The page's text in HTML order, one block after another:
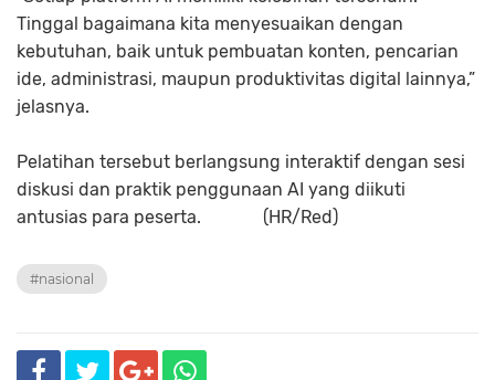
Tinggal bagaimana kita menyesuaikan dengan
kebutuhan, baik untuk pembuatan konten, pencarian
ide, administrasi, maupun produktivitas digital lainnya,”
jelasnya.
Pelatihan tersebut berlangsung interaktif dengan sesi
diskusi dan praktik penggunaan AI yang diikuti
antusias para peserta. (HR/Red)
#nasional